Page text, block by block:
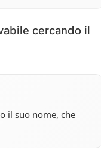
cercando il
il suo nome, che